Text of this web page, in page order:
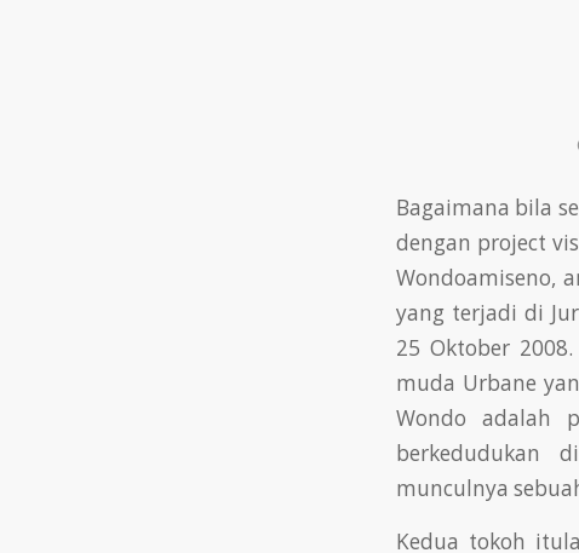
Bagaimana bila
dengan project
Wondoamiseno,
yang terjadi di
25 Oktober
muda Urbane
Wondo adalah
berkedudukan
munculnya
Kedua tokoh